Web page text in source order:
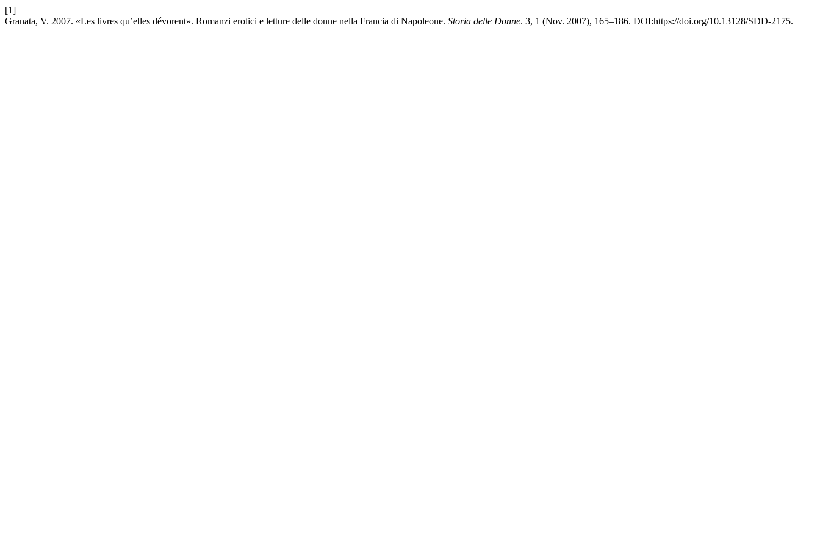
[1]
Granata, V. 2007. «Les livres qu’elles dévorent». Romanzi erotici e letture delle donne nella Francia di Napoleone. Storia delle Donne. 3, 1 (Nov. 2007), 165–186. DOI:https://doi.org/10.13128/SDD-2175.